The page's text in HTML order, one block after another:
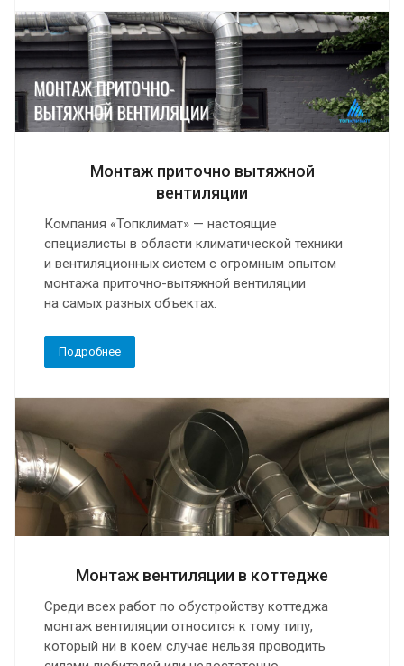
Монтаж приточно вытяжной
вентиляции
Компания «Топклимат» — настоящие
специалисты в области климатической техники
и вентиляционных систем с огромным опытом
монтажа приточно-вытяжной вентиляции
на самых разных объектах.
Подробнее
Монтаж вентиляции в коттедже
Среди всех работ по обустройству коттеджа
монтаж вентиляции относится к тому типу,
который ни в коем случае нельзя проводить